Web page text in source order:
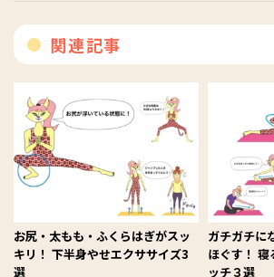
関連記事
お尻・太もも・ふくらはぎがスッ
キリ！ 下半身やせエクササイズ3
選
ガチガチに
ほぐす！
ッチ３選